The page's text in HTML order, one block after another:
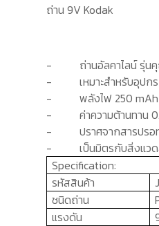
ถ่าน 9V Kodak
- ถ่านอัลคาไลน์ รุ่
-
เหมาะสำหรับอุป
-
พลังไฟ 250
-
ค่าความต้านทาน
-
ปราศจากสารปร
-
เป็นมิตรกับสิ่งแว
Specification:
รหัสสินค้า
ชนิดถ่าน
แรงดัน